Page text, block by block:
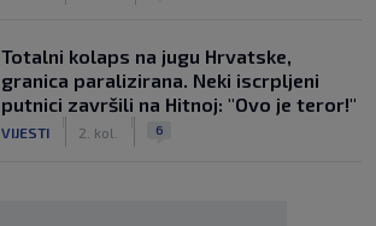
Totalni kolaps na jugu Hrvatske,
granica paralizirana. Neki iscrpljeni
putnici završili na Hitnoj: "Ovo je teror!"
VIJESTI 2. kol. 6